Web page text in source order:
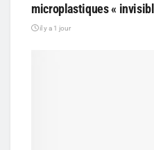
microplastiques «
il y a 1 jour